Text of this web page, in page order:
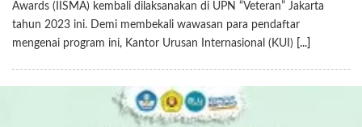
Awards (IISMA) kembali dilaksanakan di UPN “Veteran” Jakarta
tahun 2023 ini. Demi membekali wawasan para pendaftar
mengenai program ini, Kantor Urusan Internasional (KUI)
[...]